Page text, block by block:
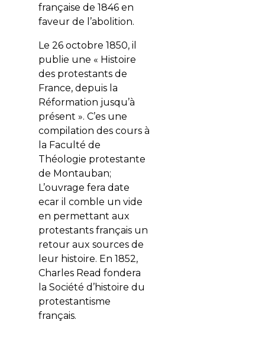
française de 1846 en
faveur de l’abolition.
Le 26 octobre 1850, il
publie une « Histoire
des protestants de
France, depuis la
Réformation jusqu’à
présent ». C’es une
compilation des cours à
la Faculté de
Théologie protestante
de Montauban;
L’ouvrage fera date
ecar il comble un vide
en permettant aux
protestants français un
retour aux sources de
leur histoire. En 1852,
Charles Read fondera
la Société d’histoire du
protestantisme
français.